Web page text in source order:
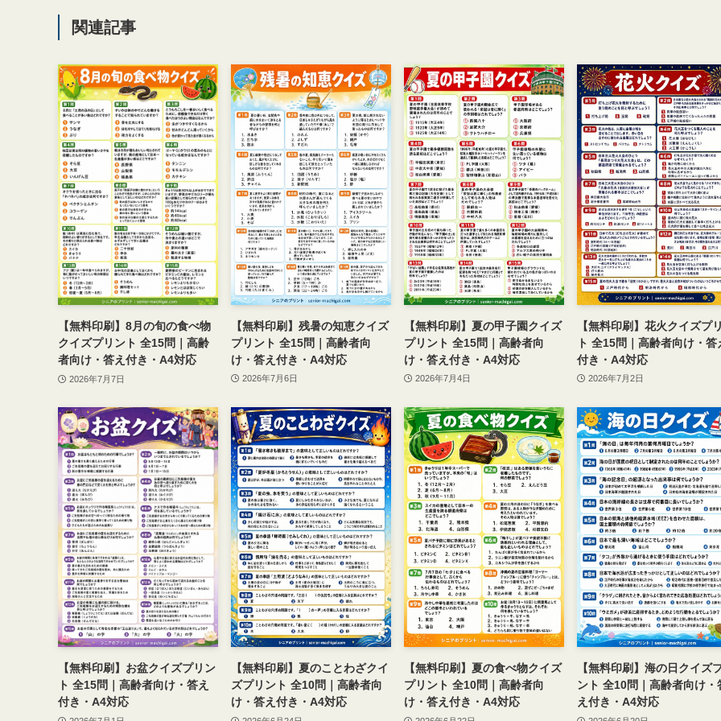
関連記事
【無料印刷】8月の旬の食べ物
クイズプリント 全15問｜高齢
者向け・答え付き・A4対応
2026年7月7日
【無料印刷】残暑の知恵クイズ
プリント 全15問｜高齢者向
け・答え付き・A4対応
2026年7月6日
【無料印刷】夏の甲子園クイズ
プリント 全15問｜高齢者向
け・答え付き・A4対応
2026年7月4日
【無料印刷】花火クイズプ
ト 全15問｜高齢者向け・答
付き・A4対応
2026年7月2日
【無料印刷】お盆クイズプリン
ト 全15問｜高齢者向け・答え
付き・A4対応
【無料印刷】夏のことわざクイ
ズプリント 全10問｜高齢者向
け・答え付き・A4対応
【無料印刷】夏の食べ物クイズ
プリント 全10問｜高齢者向
け・答え付き・A4対応
【無料印刷】海の日クイズ
ント 全10問｜高齢者向け・
え付き・A4対応